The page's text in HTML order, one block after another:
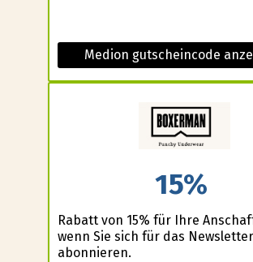
Medion gutscheincode
15%
Rabatt von 15% für Ihre
wenn Sie sich für das Newsletter
abonnieren.